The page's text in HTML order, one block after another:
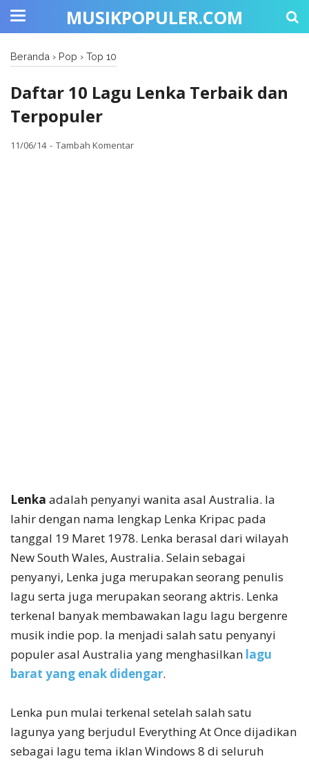
MUSIKPOPULER.COM
Beranda › Pop › Top 10
Daftar 10 Lagu Lenka Terbaik dan
Terpopuler
11/06/14 Tambah Komentar
Lenka adalah penyanyi wanita asal Australia. Ia
lahir dengan nama lengkap Lenka Kripac pada
tanggal 19 Maret 1978. Lenka berasal dari wilayah
New South Wales, Australia. Selain sebagai
penyanyi, Lenka juga merupakan seorang penulis
lagu serta juga merupakan seorang aktris. Lenka
terkenal banyak membawakan lagu lagu bergenre
musik indie pop. Ia menjadi salah satu penyanyi
populer asal Australia yang menghasilkan lagu
barat yang enak didengar.
Lenka pun mulai terkenal setelah salah satu
lagunya yang berjudul Everything At Once dijadikan
sebagai lagu tema iklan Windows 8 di seluruh